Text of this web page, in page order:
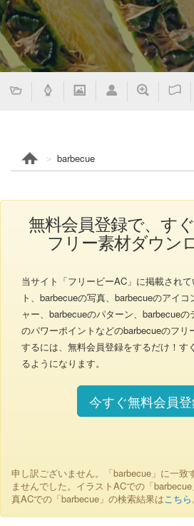
barbecue
無料会員登録で、すぐ
フリー素材ダウン
当サイト「フリービーAC」に掲載され
ト、barbecueの写真、barbecueのアイ
ャー、barbecueのパターン、barbecue
のパワーポイントなどのbarbecueのフリ
するには、無料会員登録をするだけ！す
るようになります。
今すぐ無料会員
申し訳ございません。「barbecue」に一致
ませんでした。イラストACでの「
真ACでの「barbecue」の検索結果はこちら。